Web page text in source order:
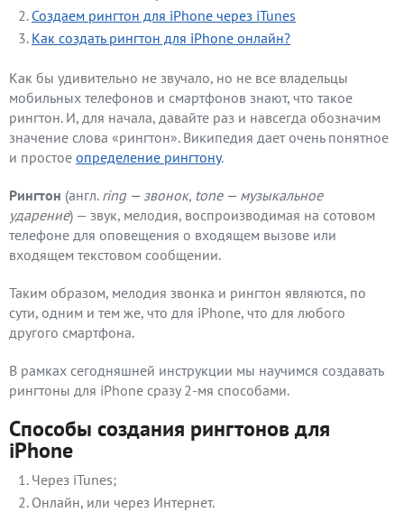
Создаем рингтон для iPhone через iTunes
Как создать рингтон для iPhone онлайн?
Как бы удивительно не звучало, но не все владельцы
мобильных телефонов и смартфонов знают, что такое
рингтон. И, для начала, давайте раз и навсегда обозначим
значение слова «рингтон». Википедия дает очень понятное
и простое определение рингтону.
Рингтон (англ. ring — звонок, tone — музыкальное
ударение) — звук, мелодия, воспроизводимая на сотовом
телефоне для оповещения о входящем вызове или
входящем текстовом сообщении.
Таким образом, мелодия звонка и рингтон являются, по
сути, одним и тем же, что для iPhone, что для любого
другого смартфона.
В рамках сегодняшней инструкции мы научимся создавать
рингтоны для iPhone сразу 2-мя способами.
Способы создания рингтонов для
iPhone
Через iTunes;
Онлайн, или через Интернет.